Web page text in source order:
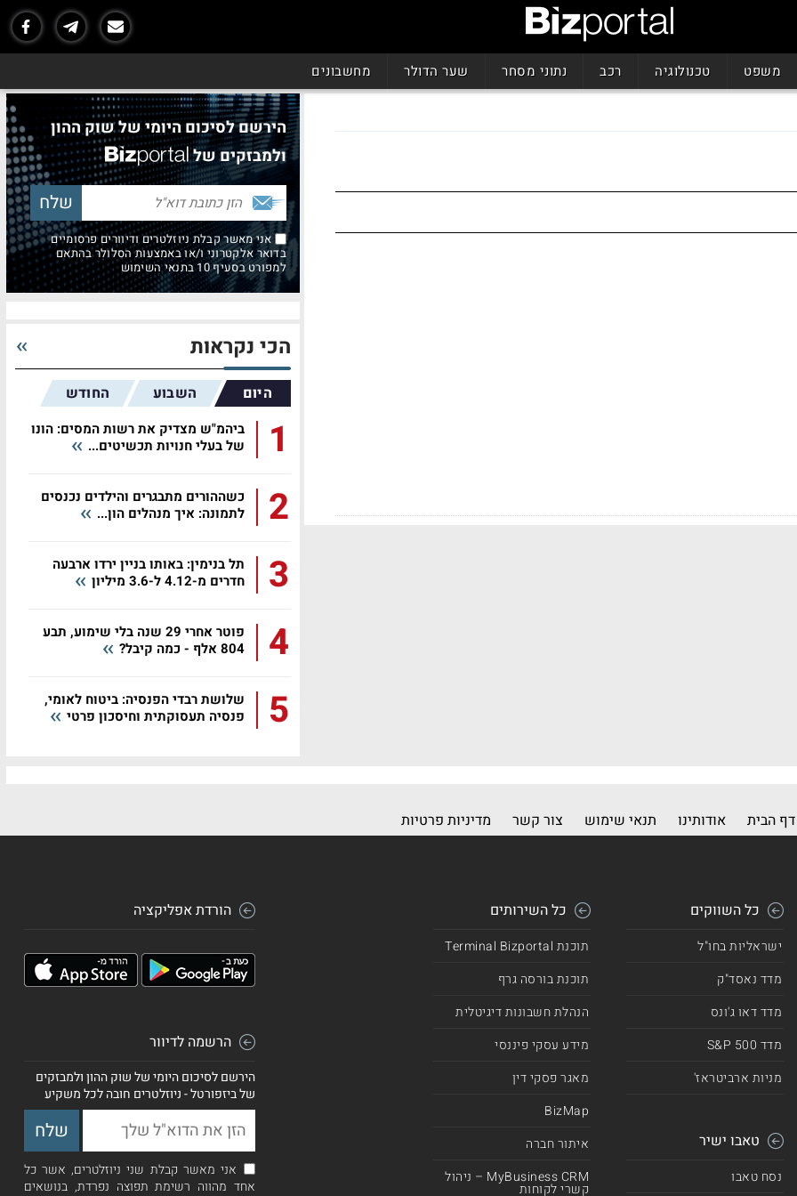
משפט טכנולוגיה רכב נתוני מסחר שער הדולר מחשבונים
הירשם לסיכום היומי של שוק ההון
ולמבזקים של
אני מאשר קבלת ניוזלטרים ודיוורים פרסומיים
בדואר אלקטרוני ו/או באמצעות הסלולר בהתאם
למפורט בסעיף 10 בתנאי השימוש
הכי נקראות
היום השבוע החודש
1
ביהמ"ש מצדיק את רשות המסים: הונו
של בעלי חנויות תכשיטים...
2
כשההורים מתבגרים והילדים נכנסים
לתמונה: איך מנהלים הון...
3
תל בנימין: באותו בניין ירדו ארבעה
חדרים מ-4.12 ל-3.6 מיליון
4
פוטר אחרי 29 שנה בלי שימוע, תבע
804 אלף - כמה קיבל?
5
שלושת רבדי הפנסיה: ביטוח לאומי,
פנסיה תעסוקתית וחיסכון פרטי
דף הבית אודותינו תנאי שימוש צור קשר מדיניות פרטיות
כל השווקים
ישראליות בחו"ל
מדד נאסד"ק
מדד דאו ג'ונס
מדד 500 S&P
מניות ארביטראז'
טאבו ישיר
נסח טאבו
כל השירותים
תוכנת Terminal Bizportal
תוכנת בורסה גרף
הנהלת חשבונות דיגיטלית
מידע עסקי פיננסי
מאגר פסקי דין
BizMap
איתור חברה
MyBusiness CRM – ניהול
קשרי לקוחות
הורדת אפליקציה
הרשמה לדיוור
הירשם לסיכום היומי של שוק ההון ולמבזקים
של ביזפורטל - ניוזלטרים חובה לכל משקיע
אני מאשר קבלת שני ניוזלטרים, אשר כל
אחד מהווה רשימת תפוצה נפרדת, בנושאים